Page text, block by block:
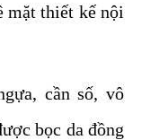
mặt thiết kế nội
cần số, vô
bọc da đồng